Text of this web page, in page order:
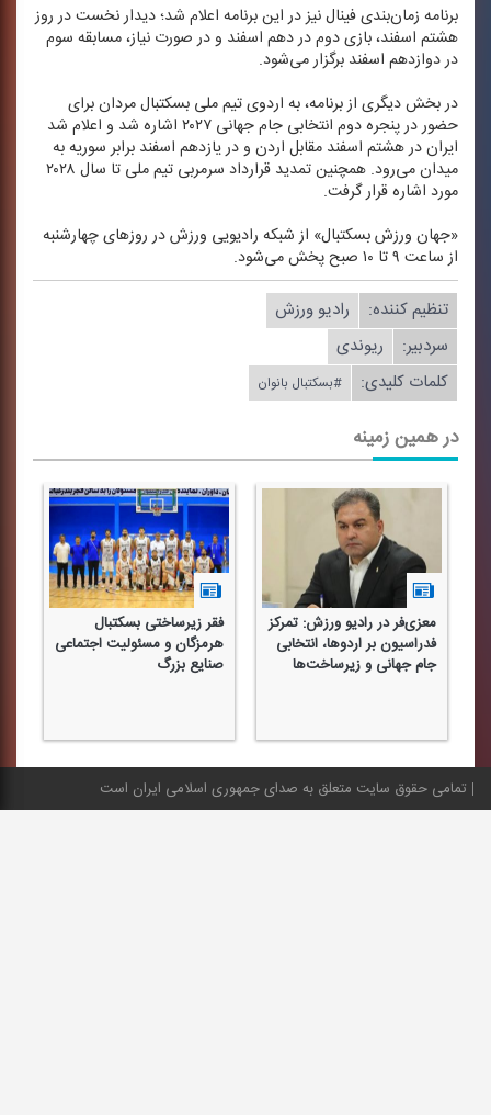
برنامه زمان‌بندی فینال نیز در این برنامه اعلام شد؛ دیدار نخست در روز
هشتم اسفند، بازی دوم در دهم اسفند و در صورت نیاز، مسابقه سوم
در دوازدهم اسفند برگزار می‌شود.
در بخش دیگری از برنامه، به اردوی تیم ملی بسكتبال مردان برای
حضور در پنجره دوم انتخابی جام جهانی ۲۰۲۷ اشاره شد و اعلام شد
ایران در هشتم اسفند مقابل اردن و در یازدهم اسفند برابر سوریه به
میدان می‌رود. همچنین تمدید قرارداد سرمربی تیم ملی تا سال ۲۰۲۸
مورد اشاره قرار گرفت.
«جهان ورزش بسكتبال» از شبكه رادیویی ورزش در روزهای چهارشنبه
از ساعت ۹ تا ۱۰ صبح پخش می‌شود.
تنظیم كننده:
رادیو ورزش
سردبیر:
ریوندی
کلمات کلیدی:
#بسكتبال بانوان
در همین زمینه
معزی‌فر در رادیو ورزش: تمركز
فدراسیون بر اردوها، انتخابی
جام جهانی و زیرساخت‌ها
فقر زیرساختی بسكتبال
هرمزگان و مسئولیت اجتماعی
صنایع بزرگ
تمامی حقوق سایت متعلق به صدای جمهوری اسلامی ایران است